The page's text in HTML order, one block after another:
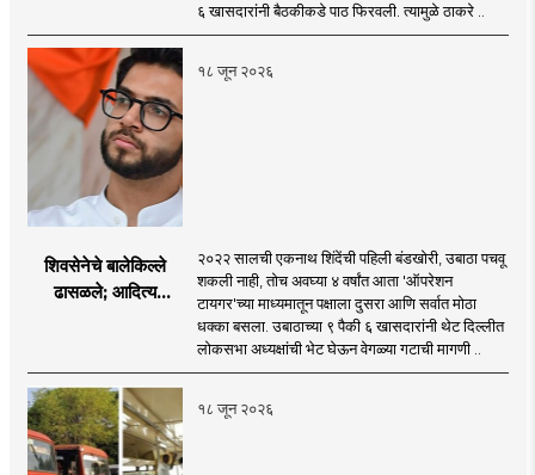
विलीन होण्याचा प्रस्ताव?
६ खासदारांनी बैठकीकडे पाठ फिरवली. त्यामुळे ठाकरे ..
१८ जून २०२६
शिवसेनेचे बालेकिल्ले
ढासळले; आदित्य
नेमका कुठे चुकला?
२०२२ सालची एकनाथ शिंदेंची पहिली बंडखोरी, उबाठा पचवू
शकली नाही, तोच अवघ्या ४ वर्षांत आता 'ऑपरेशन
टायगर'च्या माध्यमातून पक्षाला दुसरा आणि सर्वात मोठा
धक्का बसला. उबाठाच्या ९ पैकी ६ खासदारांनी थेट दिल्लीत
लोकसभा अध्यक्षांची भेट घेऊन वेगळ्या गटाची मागणी ..
१८ जून २०२६